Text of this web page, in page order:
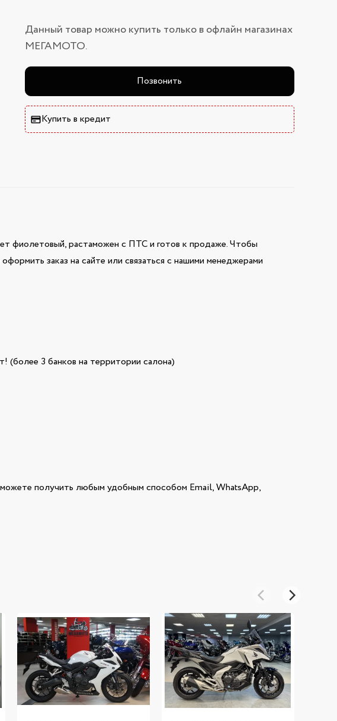
Данный товар можно купить только в офлайн магазинах
МЕГАМОТО.
Позвонить
Купить в кредит
фиолетовый, растаможен с ПТС и готов к продаже. Чтобы
заказ на сайте или связаться с нашими менеджерами
3 банков на территории салона)
получить любым удобным способом Email, WhatsApp,